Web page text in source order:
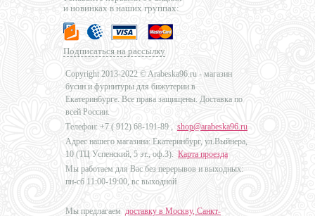
и новинках в наших группах:
Подписаться на рассылку
Copyright 2013-2022 © Arabeska96.ru - магазин
бусин и фурнитуры для бижутерии в
Екатеринбурге. Все права защищены. Доставка по
всей России.
Телефон: +7 ( 912) 68-191-89 , shop@arabeska96.ru
Адрес нашего магазина: Екатеринбург, ул.Выйнера,
10 (ТЦ Успенский, 5 эт., оф.3). Карта проезда
Мы работаем для Вас без перерывов и выходных:
пн-сб 11:00-19:00, вс выходной
Мы предлагаем доставку в Москву, Санкт-